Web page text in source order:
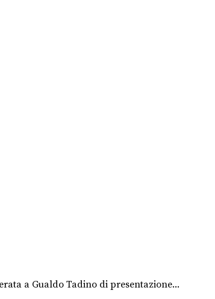
a Gualdo Tadino di presentazione...